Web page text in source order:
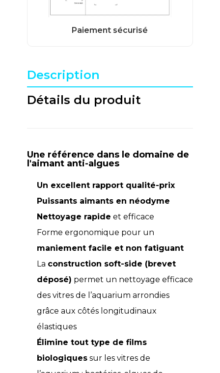
Description
Détails du produit
Une référence dans le domaine de
l'aimant anti-algues
Un excellent rapport qualité-prix
Puissants aimants en néodyme
Nettoyage rapide et efficace
Forme ergonomique pour un
maniement facile et non fatiguant
La construction soft-side (brevet
déposé) permet un nettoyage efficace
des vitres de l’aquarium arrondies
grâce aux côtés longitudinaux
élastiques
Élimine tout type de films
biologiquessur les vitres de